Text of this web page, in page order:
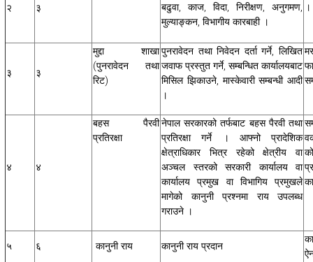
२ ३
बढुवा, काज, विदा, निरीक्षण, अनुगमण,
मुल्याङ्कन, विभागीय कारबाही ।
।
३ ३
मुद्दा शाखा
(पुनरावेदन तथा
रिट)
पुनरावेदन तथा निवेदन दर्ता गर्ने, लिखित
जवाफ प्रस्तुत गर्ने, सम्बन्धित कार्यालयबाट
मिसिल झिकाउने, मास्केवारी सम्बन्धी आदी
।
४ ४
बहस पैरवी
प्रतिरक्षा
नेपाल सरकारको तर्फबाट बहस पैरवी तथा
प्रतिरक्षा गर्ने । आफ्नो प्रादेशिक
क्षेत्राधिकार भित्र रहेको क्षेत्रीय वा
अञ्चल स्तरको सरकारी कार्यालय वा
कार्यालय प्रमुख वा विभागिय प्रमुखले
मागेको कानुनी प्रश्नमा राय उपलब्ध
गराउने ।
५ ६ कानुनी राय कानुनी राय प्रदान